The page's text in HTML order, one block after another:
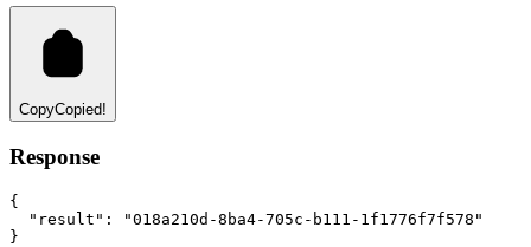
CopyCopied!
Response
{
"result" :
"018a210d-8ba4-705c-b111-1f1776f7f578"
}